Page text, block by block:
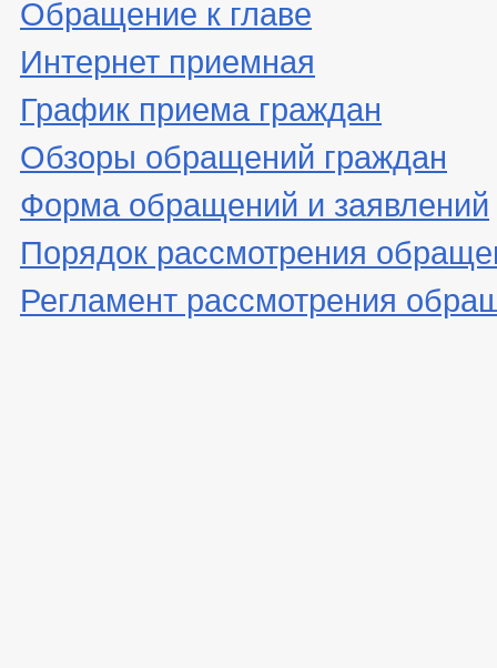
Обращение к главе
Интернет приемная
График приема граждан
Обзоры обращений граждан
Форма обращений и заявлений
Порядок рассмотрения
Регламент рассмотрения